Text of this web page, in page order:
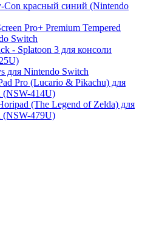
Con красный синий (Nintendo
Pro+ Premium Tempered
Switch
- Splatoon 3 для консоли
для Nintendo Switch
Pro (Lucario & Pikachu) для
(NSW-414U)
(The Legend of Zelda) для
(NSW-479U)